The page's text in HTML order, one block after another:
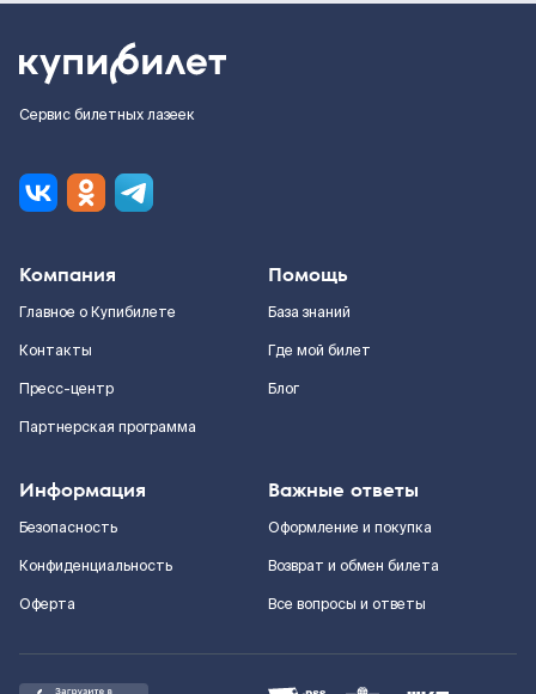
Сервис билетных лазеек
Компания
Главное о Купибилете
Контакты
Пресс-центр
Партнерская программа
Помощь
База знаний
Где мой билет
Блог
Информация
Безопасность
Конфиденциальность
Оферта
Важные ответы
Оформление и покупка
Возврат и обмен билета
Все вопросы и ответы